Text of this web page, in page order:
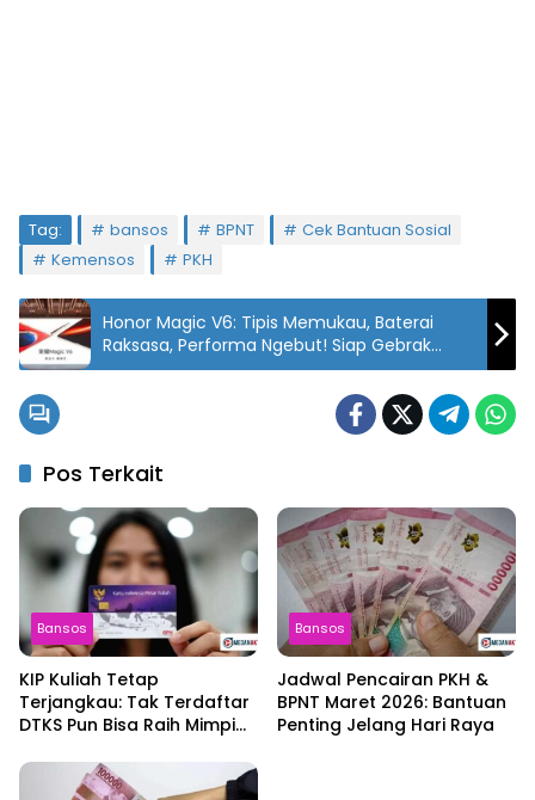
Tag: bansos BPNT
Cek Bantuan Sosial
Kemensos
PKH
Honor Magic V6: Tipis Memukau, Baterai
Raksasa, Performa Ngebut! Siap Gebrak
Pasar Ponsel Lipat
Pos Terkait
Bansos
KIP Kuliah Tetap
Terjangkau: Tak Terdaftar
DTKS Pun Bisa Raih Mimpi
Bansos
Jadwal Pencairan PKH &
BPNT Maret 2026: Bantuan
Penting Jelang Hari Raya